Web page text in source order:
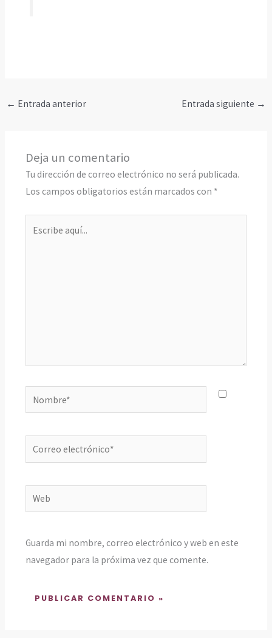
← Entrada anterior Entrada siguiente →
Deja un comentario
Tu dirección de correo electrónico no será publicada.
Los campos obligatorios están marcados con *
Nombre*
Correo
electrónico*
Web
Guarda mi nombre, correo electrónico y web en este
navegador para la próxima vez que comente.